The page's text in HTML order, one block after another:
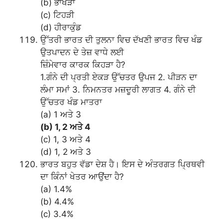
(b) ਭਾਖੜਾ
(c) ਟਿਹੜੀ
(d) ਹੀਰਾਕੁੰਡ
ਉੱਤਰੀ ਭਾਰਤ ਦੀ ਤੁਲਨਾ ਵਿਚ ਦੱਖਣੀ ਭਾਰਤ ਵਿਚ ਖੰਡ
ਉਤਪਾਦਨ ਦੇ ਤੇਜ਼ ਵਾਧੇ ਲਈ
ਜ਼ਿੰਮੇਵਾਰ ਕਾਰਕ ਕਿਹੜਾ ਹੈ?
1.ਗੰਨੇ ਦੀ ਪ੍ਰਤੀ ਏਕੜ ਉੱਚਤਰ ਉਪਜ 2. ਪੀੜਨ ਦਾ
ਲੰਮਾ ਸਮਾਂ 3. ਨਿਮਨਤਰ ਮਜ਼ਦੂਰੀ ਲਾਗਤ 4. ਗੰਨੇ ਦੀ
ਉੱਚਤਰ ਖੰਡ ਮਾਤਰਾ
(a) 1 ਅਤੇ 3
(b) 1, 2 ਅਤੇ 4
(c) 1, 3 ਅਤੇ 4
(d) 1, 2 ਅਤੇ 3
ਭਾਰਤ ਬਹੁਤ ਵੱਡਾ ਦੇਸ਼ ਹੈ। ਇਸ ਦੇ ਅੰਤਰਗਤ ਪ੍ਰਿਥਵੀ
ਦਾ ਕਿੰਨਾਂ ਖੇਤਰ ਆਉਂਦਾ ਹੈ?
(a) 1.4%
(b) 4.4%
(c) 3.4%